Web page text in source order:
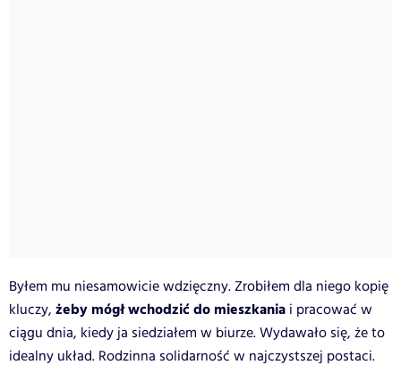
Byłem mu niesamowicie wdzięczny. Zrobiłem dla niego kopię
kluczy, żeby mógł wchodzić do mieszkania i pracować w
ciągu dnia, kiedy ja siedziałem w biurze. Wydawało się, że to
idealny układ. Rodzinna solidarność w najczystszej postaci.